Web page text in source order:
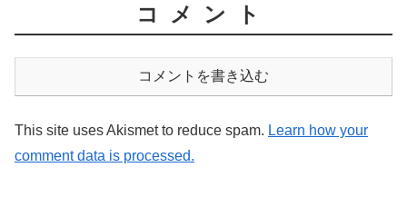
コメント
コメントを書き込む
This site uses Akismet to reduce spam. Learn how your
comment data is processed.